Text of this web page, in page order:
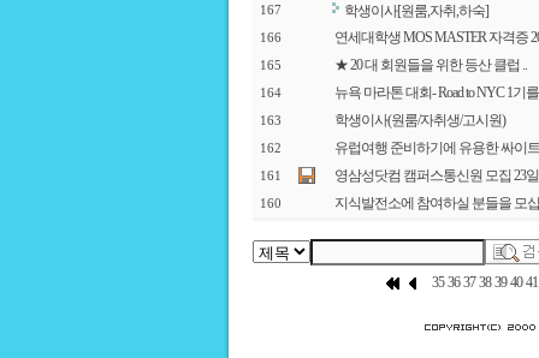
167 학생이사[원룸,자취,하숙]
166 연세대학생 MOS MASTER 자격증
165 ★ 20 대 회원들을 위한 등산 클럽 ..
164 뉴욕 마라톤 대회- Road to NYC 1기
163 학생이사(원룸/자취생/고시원)
162 유럽여행 준비하기에 유용한 싸이
161 영삼성닷컴 캠퍼스통신원 모집 23
160 지식발전소에 참여하실 분들을 모
35 36 37 38 39 40 41